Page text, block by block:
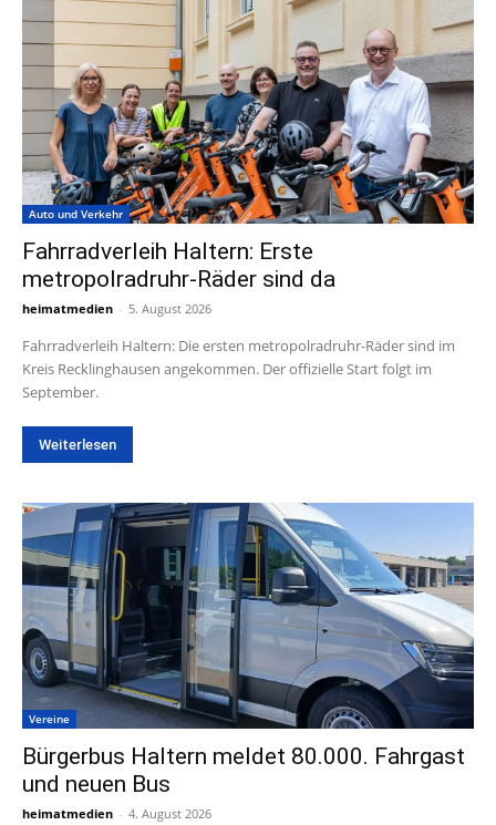
Auto und Verkehr
Fahrradverleih Haltern: Erste
metropolradruhr-Räder sind da
heimatmedien - 5. August 2026
Fahrradverleih Haltern: Die ersten metropolradruhr-Räder sind im
Kreis Recklinghausen angekommen. Der offizielle Start folgt im
September.
Weiterlesen
Vereine
Bürgerbus Haltern meldet 80.000. Fahrgast
und neuen Bus
heimatmedien - 4. August 2026